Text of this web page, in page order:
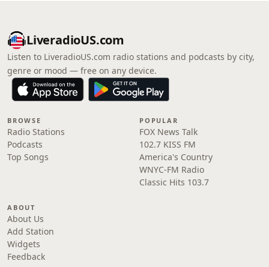
LiveradioUS.com
Listen to LiveradioUS.com radio stations and podcasts by city,
genre or mood — free on any device.
BROWSE
Radio Stations
Podcasts
Top Songs
POPULAR
FOX News Talk
102.7 KISS FM
America's Country
WNYC-FM Radio
Classic Hits 103.7
ABOUT
About Us
Add Station
Widgets
Feedback